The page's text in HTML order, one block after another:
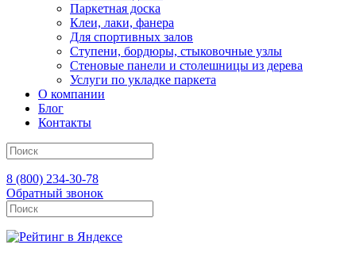
Паркетная доска
Клеи, лаки, фанера
Для спортивных залов
Ступени, бордюры, стыковочные узлы
Стеновые панели и столешницы из дерева
Услуги по укладке паркета
О компании
Блог
Контакты
8 (800) 234-30-78
Обратный звонок